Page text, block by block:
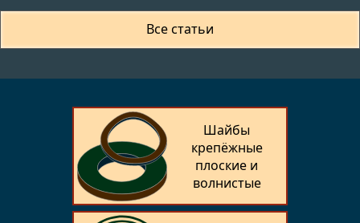
Все статьи
Шайбы
крепёжные
плоские и
волнистые